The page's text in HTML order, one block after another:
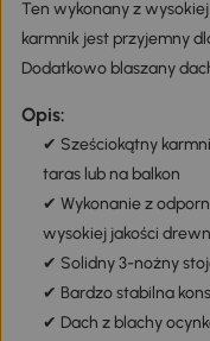
Ten wykonany z
karmnik jest przyjemny
Dodatkowo blaszany
Opis:
✔ Sześciokątny
taras lub na balkon
✔ Wykonanie z
wysokiej jakości
✔ Solidny 3-nożny
✔ Bardzo stabilna
✔ Dach z blachy